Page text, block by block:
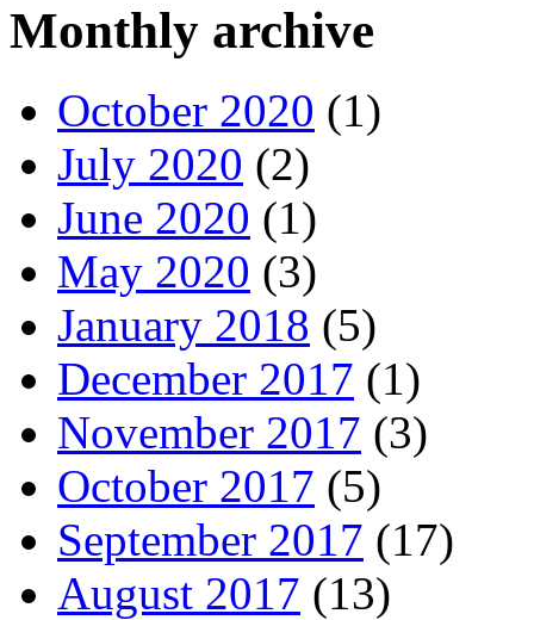
Monthly archive
October 2020 (1)
July 2020 (2)
June 2020 (1)
May 2020 (3)
January 2018 (5)
December 2017 (1)
November 2017 (3)
October 2017 (5)
September 2017 (17)
August 2017 (13)